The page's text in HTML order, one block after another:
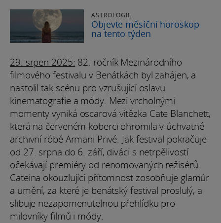
ASTROLOGIE
Objevte měsíční horoskop
na tento týden
29. srpen 2025: 82. ročník Mezinárodního
filmového festivalu v Benátkách byl zahájen, a
nastolil tak scénu pro vzrušující oslavu
kinematografie a módy. Mezi vrcholnými
momenty vyniká oscarová vítězka Cate Blanchett,
která na červeném koberci ohromila v úchvatné
archivní róbě Armani Privé. Jak festival pokračuje
od 27. srpna do 6. září, diváci s netrpělivostí
očekávají premiéry od renomovaných režisérů.
Cateina okouzlující přítomnost zosobňuje glamúr
a umění, za které je benátský festival proslulý, a
slibuje nezapomenutelnou přehlídku pro
milovníky filmů i módy.